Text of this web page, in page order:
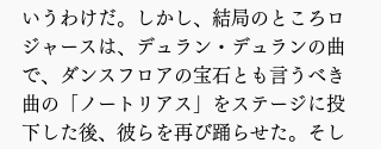
いうわけだ。しかし、結局のところロ
ジャースは、デュラン・デュランの曲
で、ダンスフロアの宝石とも言うべき
曲の「ノートリアス」をステージに投
下した後、彼らを再び踊らせた。そし